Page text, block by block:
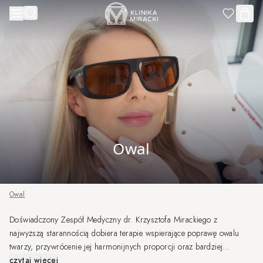
Przejdź do treści
Owal
Owal
Doświadczony Zespół Medyczny dr. Krzysztofa Mirackiego z
najwyższą starannością dobiera terapie wspierające poprawę owalu
twarzy, przywrócenie jej harmonijnych proporcji oraz bardziej
wypoczętego wyglądu. Każda terapia planowana jest indywidualnie, w
czytaj więcej